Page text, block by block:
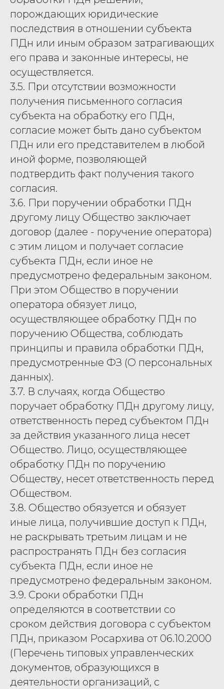
порождающих юридические
последствия в отношении субъекта
ПДн или иным образом затрагивающих
его права и законные интересы, не
осуществляется.
3.5. При отсутствии возможности
получения письменного согласия
субъекта на обработку его ПДн,
согласие может быть дано субъектом
ПДн или его представителем в любой
иной форме, позволяющей
подтвердить факт получения такого
согласия.
3.6. При поручении обработки ПДн
другому лицу Общество заключает
договор (далее - поручение оператора)
с этим лицом и получает согласие
субъекта ПДн, если иное не
предусмотрено федеральным законом.
При этом Общество в поручении
оператора обязует лицо,
осуществляющее обработку ПДн по
поручению Общества, соблюдать
принципы и правила обработки ПДн,
предусмотренные ФЗ (О персональных
данных).
3.7. В случаях, когда Общество
поручает обработку ПДн другому лицу,
ответственность перед субъектом ПДн
за действия указанного лица несет
Общество. Лицо, осуществляющее
обработку ПДн по поручению
Обществу, несет ответственность перед
Обществом.
3.8. Общество обязуется и обязует
иные лица, получившие доступ к ПДн,
не раскрывать третьим лицам и не
распространять ПДн без согласия
субъекта ПДн, если иное не
предусмотрено федеральным законом.
З.9. Сроки обработки ПДн
определяются в соответствии со
сроком действия договора с субъектом
ПДн, приказом Росархива от 06.10.2000
(Перечень типовых управленческих
документов, образующихся в
деятельности организаций, с